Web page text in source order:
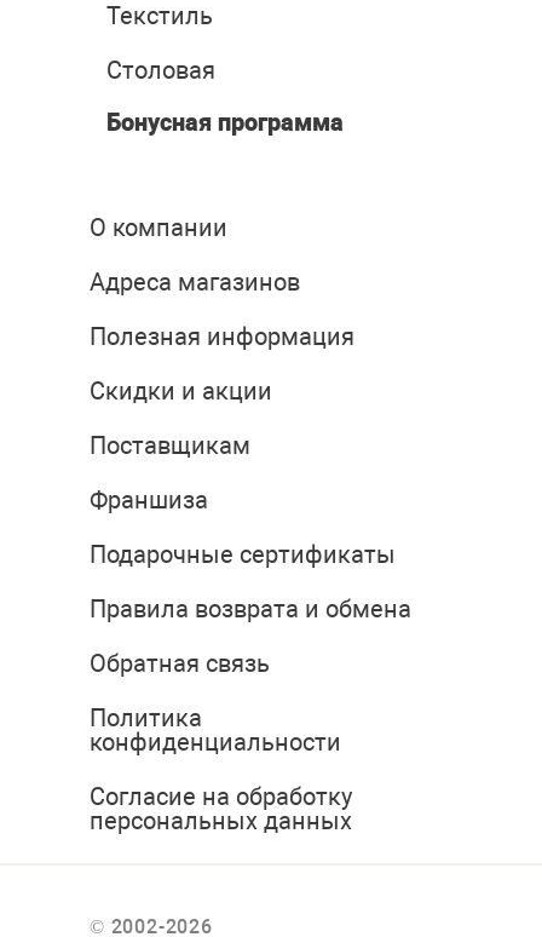
Текстиль
Столовая
Бонусная программа
О компании
Адреса магазинов
Полезная информация
Скидки и акции
Поставщикам
Франшиза
Подарочные сертификаты
Правила возврата и обмена
Обратная связь
Политика
конфиденциальности
Согласие на обработку
персональных данных
© 2002-2026